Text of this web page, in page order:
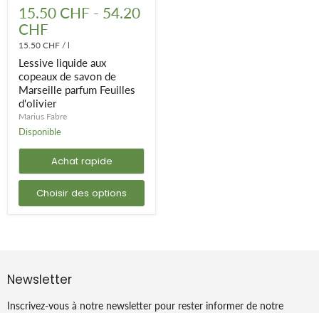
liquide
aux
copeaux
de
savon
de
Marseille
parfum
Feuilles
d'olivier
15.50 CHF - 54.20
CHF
15.50 CHF / l
Lessive liquide aux
copeaux de savon de
Marseille parfum Feuilles
d'olivier
Marius Fabre
Disponible
Achat rapide
Choisir des options
Newsletter
Inscrivez-vous à notre newsletter pour rester informer de notre